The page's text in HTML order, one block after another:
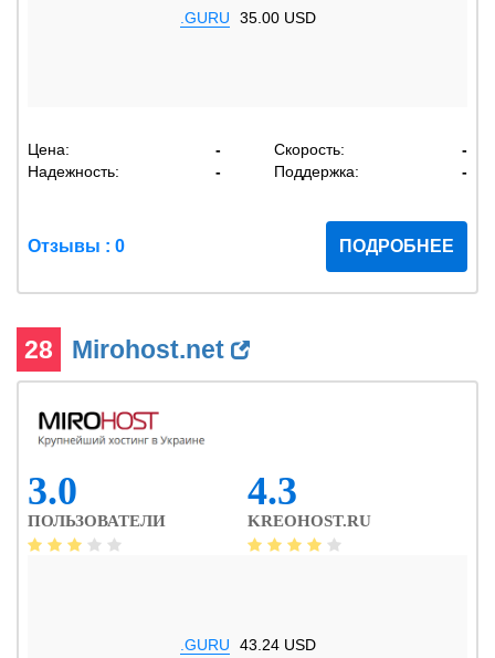
.GURU 35.00 USD
Цена: - Скорость:
-
Надежность:
- Поддержка: -
Отзывы : 0 ПОДРОБНЕЕ
28 Mirohost.net
3.0
ПОЛЬЗОВАТЕЛИ
4.3
KREOHOST.RU
.GURU 43.24 USD